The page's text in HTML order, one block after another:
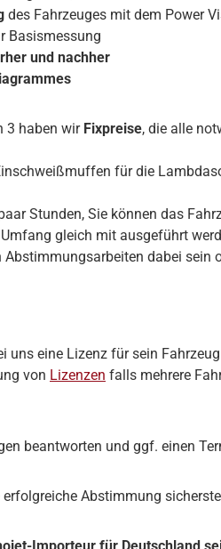
des Fahrzeuges mit dem Power
Basismessung
und nachher
3 haben wir Fixpreise, die alle
für die
Stunden, Sie können das
gleich mit ausgeführt
dabei sein
uns eine Lizenz für sein
von Lizenzen falls mehrere
beantworten und ggf. einen
erfolgreiche Abstimmung